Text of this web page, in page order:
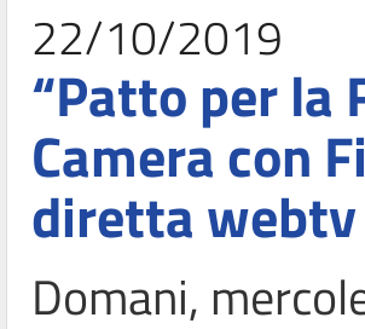
22/10/2019
“Patto per la
Camera con
diretta webtv
Domani,